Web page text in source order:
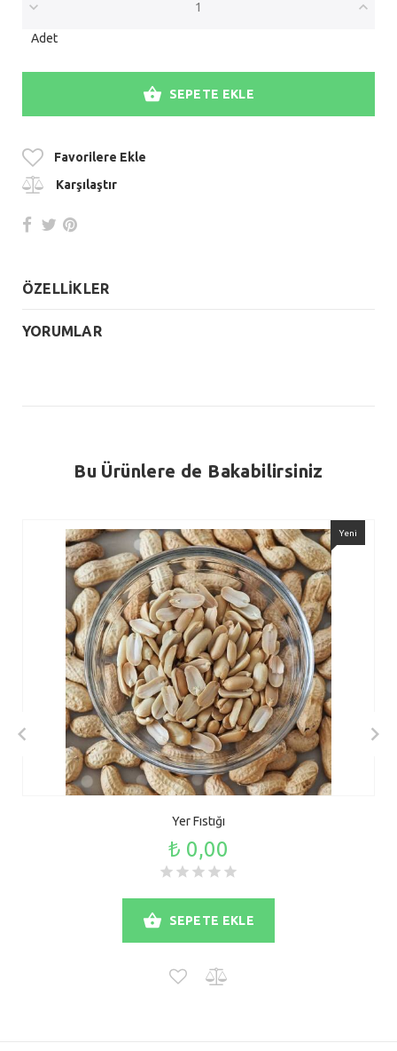
Adet
SEPETE EKLE
Favorilere Ekle
Karşılaştır
ÖZELLİKLER
YORUMLAR
Bu Ürünlere de Bakabilirsiniz
Yeni
Yer Fıstığı
₺ 0,00
SEPETE EKLE